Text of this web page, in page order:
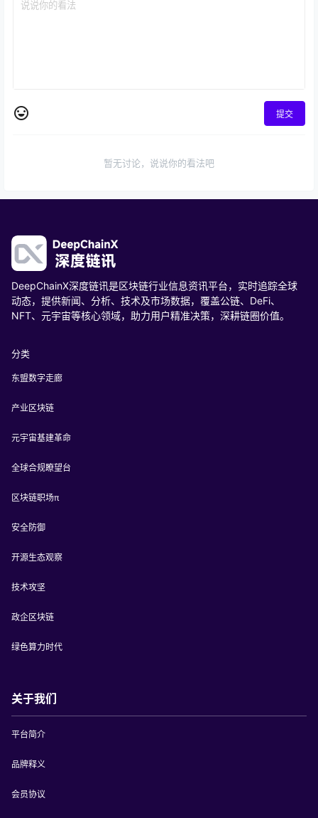
提交
暂无讨论，说说你的看法吧
DeepChainX深度链讯是区块链行业信息资讯平台，实时追踪全球
动态，提供新闻、分析、技术及市场数据，覆盖公链、DeFi、
NFT、元宇宙等核心领域，助力用户精准决策，深耕链圈价值。
分类
东盟数字走廊
产业区块链
元宇宙基建革命
全球合规瞭望台
区块链职场π
安全防御
开源生态观察
技术攻坚
政企区块链
绿色算力时代
关于我们
平台简介
品牌释义
会员协议